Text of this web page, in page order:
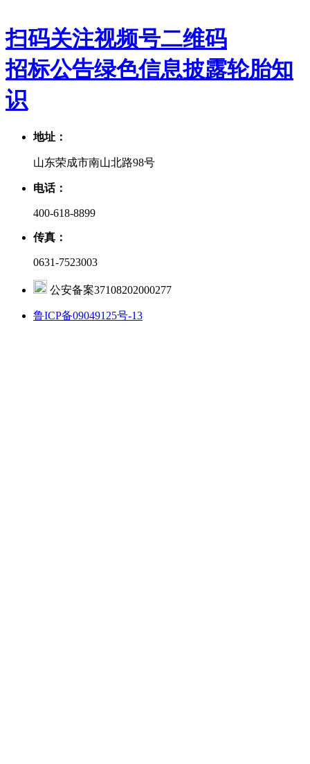
扫码关注视频号二维码
招标公告绿色信息披露轮胎知
识
地址：
山东荣成市南山北路98号
电话：
400-618-8899
传真：
0631-7523003
公安备案37108202000277
鲁ICP备09049125号-13